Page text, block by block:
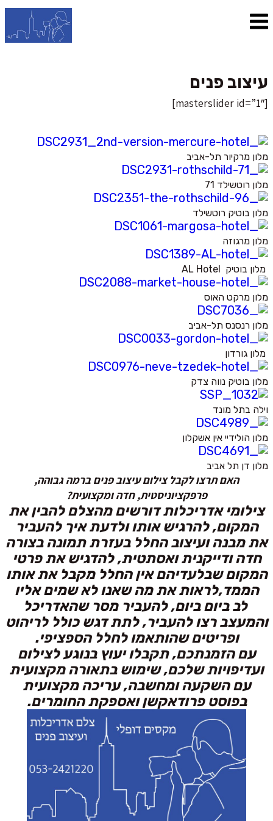
עיצוב פנים
[masterslider id=”1″]
מלון מרקיור תל-אביב
מלון רוטשילד 71
מלון בוטיק רוטשילד
מלון מרגוזה
מלון בוטיק AL Hotel
מלון מרקט האוס
מלון רנסנס תל-אביב
מלון גורדון
מלון בוטיק נווה צדק
וילה בתל מונד
מלון הולידיי אין אשקלון
מלון דן תל אביב
האם תרצו לקבל צילום עיצוב פנים ברמה גבוהה,
פרפקציוניסטית, חדה ומקצועית?
צילומי אדריכלות דורשים מהצלם להבין את
המקום, להרגיש אותו ולדעת איך להעביר
את מבנה ועיצוב החלל בעזרת תמונה בצורה
חדה ודייקנית ואסתטית, להדגיש את פרטי
המקום שבלעדיהם אין החלל מקבל את אותו
הממד,לראות את מה שאנו לא שמים אליו
לב ביום ביום, להעביר מסר שהאדריכל
והמעצב רצו להעביר, לתת דגש כולל לריהוט
ופריטים שהותאמו לחלל הספציפי.
עם הזמנתכם, תקבלו יעוץ בנוגע לצילום
ועדיפויות שלכם, שימוש בתאורה מקצועית
עם השקעה ומחשבה, עריכה מקצועית
בפוסט פרודאקשן ואספקת החומרים.